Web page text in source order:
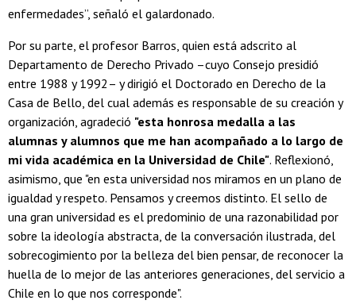
enfermedades”, señaló el galardonado.
Por su parte, el profesor Barros, quien está adscrito al
Departamento de Derecho Privado –cuyo Consejo presidió
entre 1988 y 1992– y dirigió el Doctorado en Derecho de la
Casa de Bello, del cual además es responsable de su creación y
organización, agradeció "esta honrosa medalla a las
alumnas y alumnos que me han acompañado a lo largo de
mi vida académica en la Universidad de Chile". Reflexionó,
asimismo, que "en esta universidad nos miramos en un plano de
igualdad y respeto. Pensamos y creemos distinto. El sello de
una gran universidad es el predominio de una razonabilidad por
sobre la ideología abstracta, de la conversación ilustrada, del
sobrecogimiento por la belleza del bien pensar, de reconocer la
huella de lo mejor de las anteriores generaciones, del servicio a
Chile en lo que nos corresponde".